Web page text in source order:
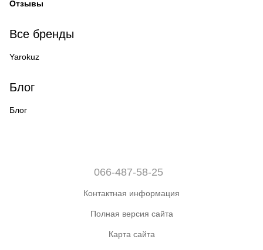
Отзывы
Все бренды
Yarokuz
Блог
Блог
066-487-58-25
Контактная информация
Полная версия сайта
Карта сайта